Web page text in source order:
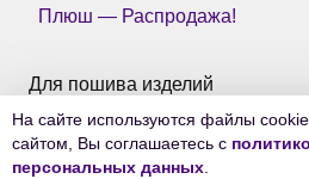
Плюш — Распродажа!
Для пошива изделий
Все ткани Тейково
На сайте используются файлы
сайтом, Вы соглашаетесь с
персональных данных